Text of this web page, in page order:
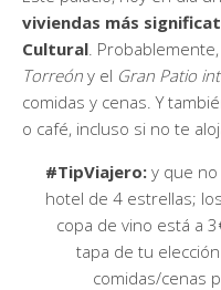
viviendas más
Cultural .
Torreón y el Gran Patio
comidas y cenas. Y
o café, incluso si no te
#TipViajero: y que
hotel de 4 estrellas;
copa de vino está a
tapa de tu
comidas/cenas